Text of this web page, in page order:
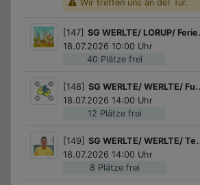
Wir treffen uns an der Tür.
40 Plätze frei
[147] SG WERLTE/ LORUP/ Ferienpassaktion in Lorup
18.07.2026 10:00 Uhr
12 Plätze frei
[148] SG WERLTE/ WERLTE/ Fußball für Jungs
18.07.2026 14:00 Uhr
8 Plätze frei
[149] SG WERLTE/ WERLTE/ Tennis Schnupperkurs des Tennisvereins Werlte!
18.07.2026 14:00 Uhr